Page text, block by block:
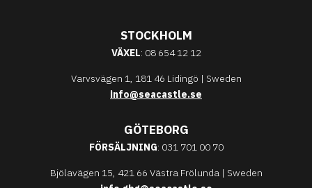
STOCKHOLM
VÄXEL: 08 654 12 12
Varvsvägen 1, 181 46 Lidingö | Sweden
info@seacastle.se
GÖTEBORG
FÖRSÄLJNING: 031 701 00 70
Bjölavägen 15, 421 66 Västra Frölunda | Sweden